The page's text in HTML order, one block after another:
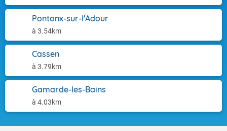
Pontonx-sur-l'Adour
à 3.54km
Cassen
à 3.79km
Gamarde-les-Bains
à 4.03km